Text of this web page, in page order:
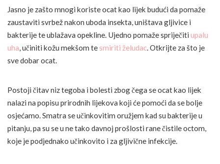
Jasno je zašto mnogi koriste ocat kao lijek budući da pomaže
zaustaviti svrbež nakon uboda insekta, uništava gljivice i
bakterije te ublažava opekline. Ujedno pomaže spriječiti upalu
uha, učiniti kožu mekšom te smiriti želudac. Otkrijte za što je
sve dobar ocat.
Postoji čitav niz tegoba i bolesti zbog čega se ocat kao lijek
nalazi na popisu prirodnih lijekova koji će pomoći da se bolje
osjećamo. Smatra se učinkovitim oružjem kad su bakterije u
pitanju, pa su se u ne tako davnoj prošlosti rane čistile octom,
koje je podjednako učinkovito i za gljivične infekcije.